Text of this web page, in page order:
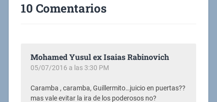
10 Comentarios
Mohamed Yusul ex Isaias Rabinovich
05/07/2016 a las 3:30 PM
Caramba , caramba, Guillermito…juicio en puertas??
mas vale evitar la ira de los poderosos no?